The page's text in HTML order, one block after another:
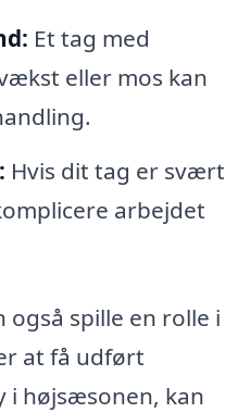
Et tag med
eller mos kan
Hvis dit tag er svært
arbejdet
også spille en rolle i
at få udført
i højsæsonen, kan